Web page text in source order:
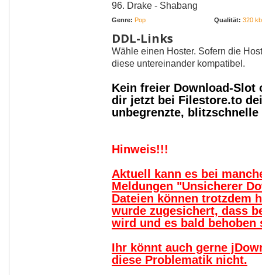
96. Drake - Shabang
Genre: Pop Qualität: 320
DDL-Links
Wähle einen Hoster. Sofern die
diese untereinander kompatibel.
Kein freier Download-Slot
dir jetzt bei Filestore.to
unbegrenzte,
Hinweis!!!
Aktuell kann es bei
Meldungen "Unsicherer
Dateien können trotzdem
wurde zugesichert, dass
wird und es bald behoben
Ihr könnt auch gerne
diese Problematik nicht.